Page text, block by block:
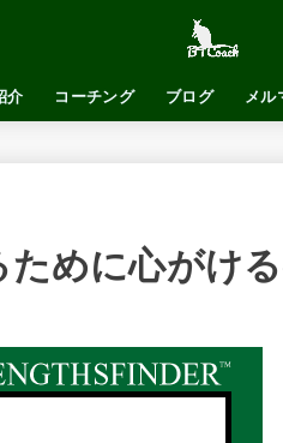
介 コーチング ブログ メル
ために心がけ